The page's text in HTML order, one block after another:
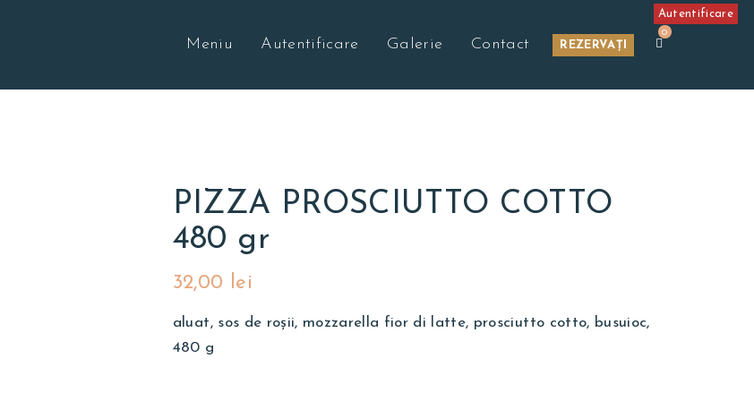
Autentificare
REZERVAȚI
0
Meniu Autentificare Galerie Contact
PIZZA PROSCIUTTO COTTO
480 gr
32,00 lei
aluat, sos de roșii, mozzarella fior di latte, prosciutto cotto, busuioc,
480 g